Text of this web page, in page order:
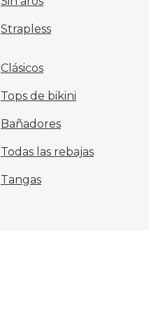
Strapless
Clásicos
Tops de bikini
Bañadores
Todas las rebajas
Tangas